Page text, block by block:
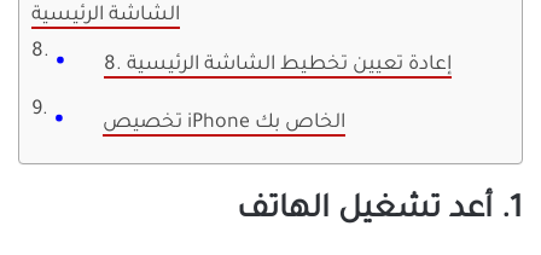
الشاشة الرئيسية
8. إعادة تعيين تخطيط الشاشة الرئيسية
تخصيص iPhone الخاص بك
1. أعد تشغيل الهاتف